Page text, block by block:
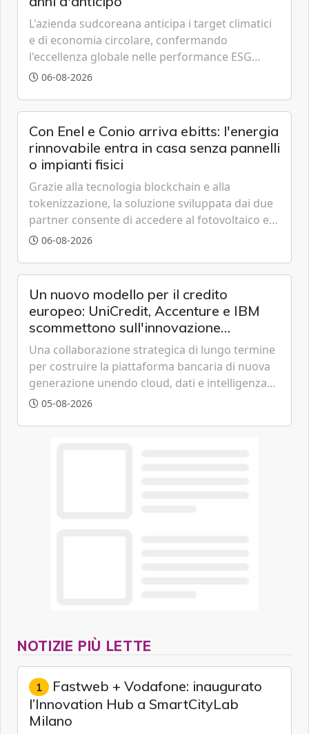
L'azienda sudcoreana anticipa i target climatici
e di economia circolare, confermando
l'eccellenza globale nelle performance ESG
grazie a innovazione, accessibilità e governance
06-08-2026
Con Enel e Conio arriva ebitts: l'energia
rinnovabile entra in casa senza pannelli
o impianti fisici
Grazie alla tecnologia blockchain e alla
tokenizzazione, la soluzione sviluppata dai due
partner consente di accedere al fotovoltaico e
all'eolico ottenendo risparmi diretti in bolletta,
06-08-2026
Un nuovo modello per il credito
europeo: UniCredit, Accenture e IBM
scommettono sull'innovazione
tecnologica
Una collaborazione strategica di lungo termine
per costruire la piattaforma bancaria di nuova
generazione unendo cloud, dati e intelligenza
artificiale.
05-08-2026
NOTIZIE PIÙ LETTE
1 Fastweb + Vodafone: inaugurato
l’Innovation Hub a SmartCityLab
Milano